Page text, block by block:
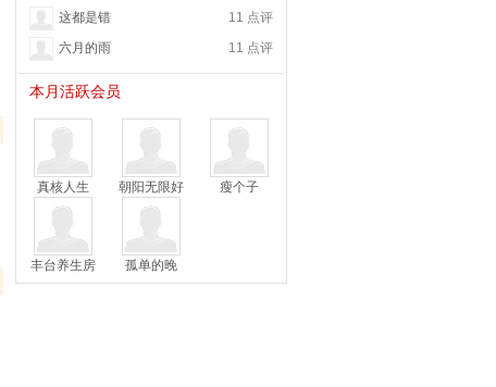
11 点评
这都是错
11 点评
六月的雨
本月活跃会员
真核人生 朝阳无限好 瘦个子
丰台养生房 孤单的晚